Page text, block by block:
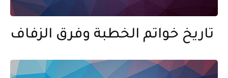
تاريخ خواتم الخطبة وفرق الزفاف